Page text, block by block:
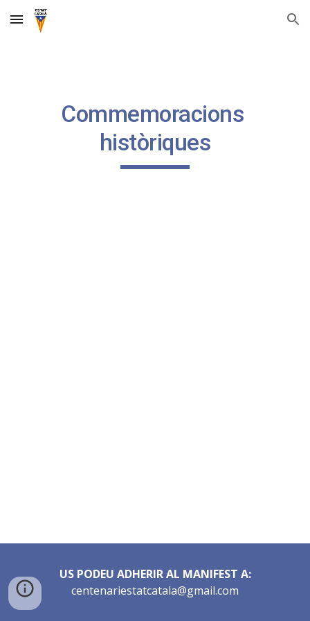
Skip to main content Skip to navigation
Commemoracions
històriques
US PODEU ADHERIR AL MANIFEST A:
centenariestatcatala@gmail.com